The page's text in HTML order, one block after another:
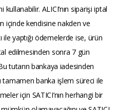
ALICI’nın siparişi iptal
içinde kendisine nakden ve
ile yaptığı ödemelerde ise, ürün
edilmesinden sonra 7 gün
tutarın bankaya iadesinden
tamamen banka işlem süreci ile
için SATICI’nın herhangi bir